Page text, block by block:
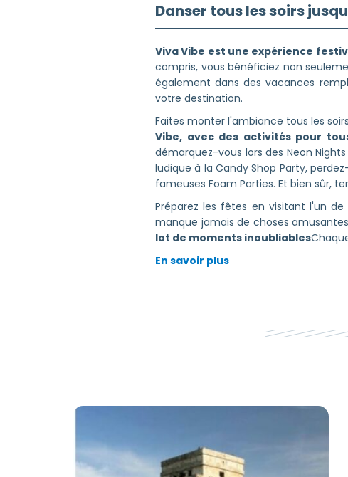
Danser tous les soirs
Viva Vibe est une expérience
compris, vous bénéficiez non
également dans des vacances
votre destination.
Faites monter l'ambiance tous les
Vibe, avec des activités pour
démarquez-vous lors des Neon
ludique à la Candy Shop Party,
fameuses Foam Parties. Et bien sûr,
Préparez les fêtes en visitant l'un
manque jamais de choses
lot de moments inoubliables
En savoir plus